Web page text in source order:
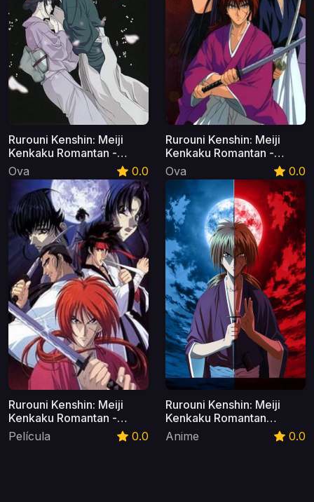
Rurouni Kenshin: Meiji
Kenkaku Romantan -
Seisou-Hen (Kenshin: El
Guerrero Samurái - Final)
Castellano
Ova 0.0
Rurouni Kenshin: Meiji
Kenkaku Romantan -
Tsuioku-Hen (Kenshin: El
Guerrero Samurái -
Recuerdos) Castellano
Ova 0.0
Rurouni Kenshin: Meiji
Kenkaku Romantan -
Ishinshishi E No Chinkonka
(Kenshin: El Guerrero
Película 0.0
Rurouni Kenshin: Meiji
Kenkaku Romantan
(Kenshin: El Guerrero
Samurái) Castellano
Anime 0.0